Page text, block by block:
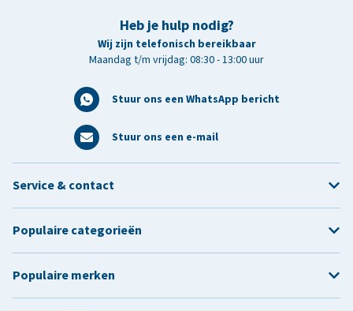
Heb je hulp nodig?
Wij zijn telefonisch bereikbaar
Maandag t/m vrijdag: 08:30 - 13:00 uur
Stuur ons een WhatsApp bericht
Stuur ons een e-mail
Service & contact
Populaire categorieën
Populaire merken